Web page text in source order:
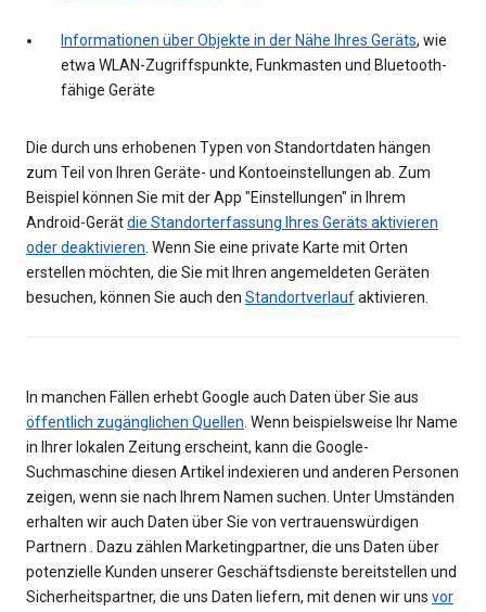
Informationen über Objekte in der Nähe Ihres Geräts, wie
etwa WLAN-Zugriffspunkte, Funkmasten und Bluetooth-
fähige Geräte
Die durch uns erhobenen Typen von Standortdaten hängen
zum Teil von Ihren Geräte- und Kontoeinstellungen ab. Zum
Beispiel können Sie mit der App "Einstellungen" in Ihrem
Android-Gerätdie Standorterfassung Ihres Geräts aktivieren
oder deaktivieren. Wenn Sie eine private Karte mit Orten
erstellen möchten, die Sie mit Ihren angemeldeten Geräten
besuchen, können Sie auch den Standortverlaufaktivieren.
In manchen Fällen erhebt Google auch Daten über Sie aus
öffentlich zugänglichen Quellen. Wenn beispielsweise Ihr Name
in Ihrer lokalen Zeitung erscheint, kann die Google-
Suchmaschine diesen Artikel indexieren und anderen Personen
zeigen, wenn sie nach Ihrem Namen suchen. Unter Umständen
erhalten wir auch Daten über Sie von vertrauenswürdigen
Partnern . Dazu zählen Marketingpartner, die uns Daten über
potenzielle Kunden unserer Geschäftsdienste bereitstellen und
Sicherheitspartner, die uns Daten liefern, mit denen wir uns vor